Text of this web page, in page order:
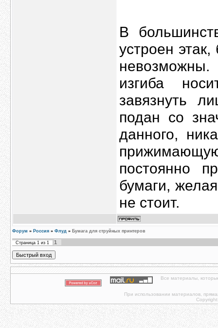
В
устроен
изгиба
завязнуть
подан со
данного,
постоянно
бумаги,
не стоит.
Форум » Россия » Флуд » Бумага для струйных принтеров
Страница 1 из 1 1
Все материалы,
При использовании материалов,